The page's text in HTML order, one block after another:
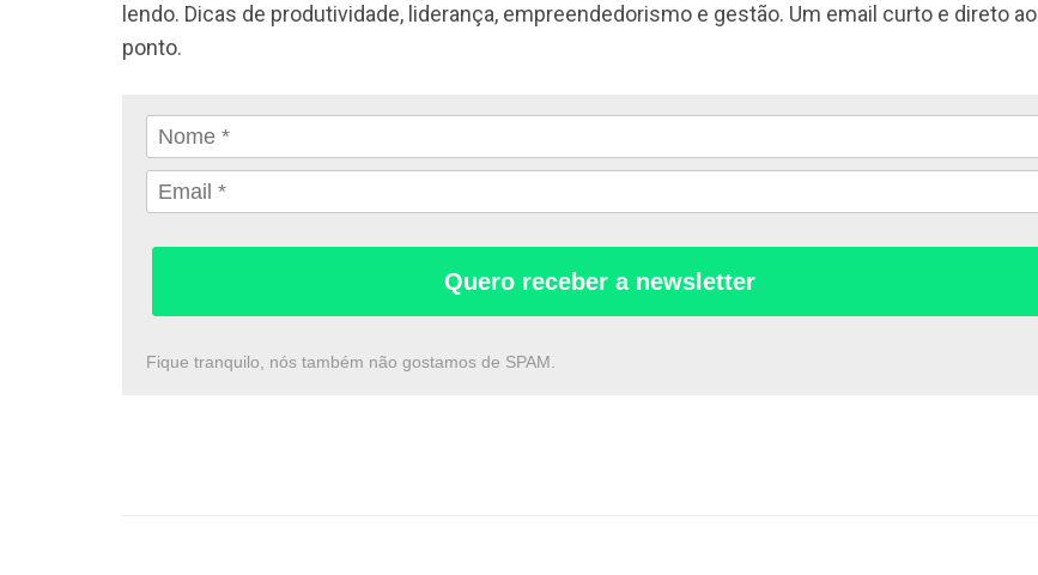
lendo. Dicas de produtividade, liderança, empreendedorismo e gestão. Um email curto e direto ao
ponto.
Quero receber a newsletter
Fique tranquilo, nós também não gostamos de SPAM.